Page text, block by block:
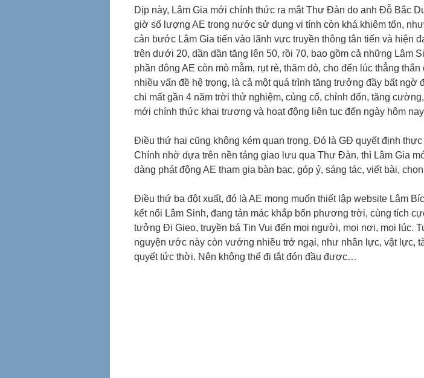
Dịp này, Lâm Gia mới chính thức ra mắt Thư Đàn do anh Đỗ Bắc
giờ số lượng AE trong nước sử dụng vi tính còn khá khiêm tốn,
cản bước Lâm Gia tiến vào lãnh vực truyền thông tân tiến và hiện
trên dưới 20, dần dần tăng lên 50, rồi 70, bao gồm cả những Lâm
phần đông AE còn mò mẫm, rụt rè, thăm dò, cho đến lúc thẳng
nhiều vấn đề hệ trọng, là cả một quá trình tăng trưởng đầy bất ngờ
chi mất gần 4 năm trời thử nghiệm, củng cố, chỉnh đốn, tăng
mới chính thức khai trương và hoạt động liên tục đến ngày hôm
Điều thứ hai cũng không kém quan trọng. Đó là GĐ quyết định
Chính nhờ dựa trên nền tảng giao lưu qua Thư Đàn, thì Lâm Gia
dàng phát động AE tham gia bàn bạc, góp ý, sáng tác, viết bài,
Điều thứ ba đột xuất, đó là AE mong muốn thiết lập website Lâm
kết nối Lâm Sinh, đang tản mác khắp bốn phương trời, cùng tích
tưởng Đi Gieo, truyền bá Tin Vui đến mọi người, mọi nơi, mọi lúc.
nguyện ước này còn vướng nhiều trở ngại, như nhân lực, vật lực,
quyết tức thời. Nên không thể đi tắt đón đầu được…